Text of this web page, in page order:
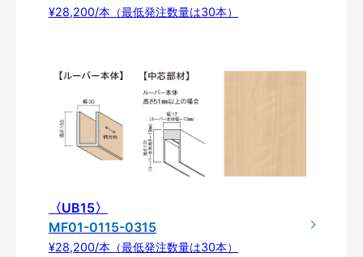
¥28,200/本（最低発注数量は30本）
〈UB15〉
MF01-0115-0315
¥28,200/本（最低発注数量は30本）